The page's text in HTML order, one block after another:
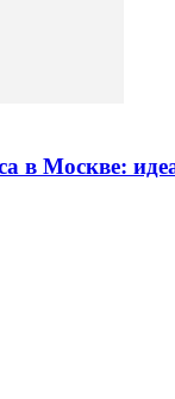
в Москве: